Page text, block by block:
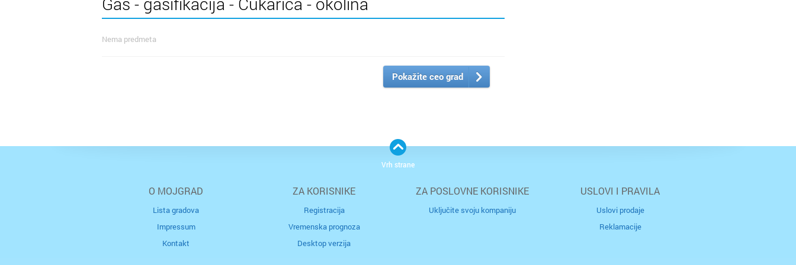
Nema predmeta
Pokažite ceo grad
O MOJGRAD
Lista gradova
Impressum
Kontakt
ZA KORISNIKE
Registracija
Vremenska prognoza
Desktop verzija
ZA POSLOVNE KORISNIKE
Uključite svoju kompaniju
USLOVI I PRAVILA
Uslovi prodaje
Reklamacije
Vrh strane